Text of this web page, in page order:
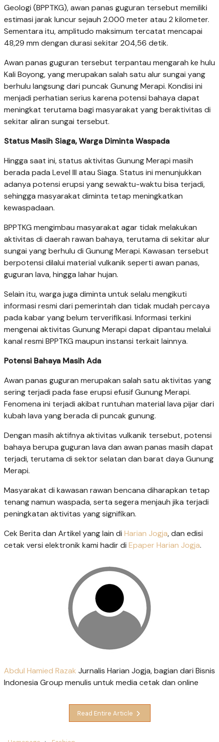
Geologi (BPPTKG), awan panas guguran tersebut memiliki
estimasi jarak luncur sejauh 2.000 meter atau 2 kilometer.
Sementara itu, amplitudo maksimum tercatat mencapai
48,29 mm dengan durasi sekitar 204,56 detik.
Awan panas guguran tersebut terpantau mengarah ke hulu
Kali Boyong, yang merupakan salah satu alur sungai yang
berhulu langsung dari puncak Gunung Merapi. Kondisi ini
menjadi perhatian serius karena potensi bahaya dapat
meningkat terutama bagi masyarakat yang beraktivitas di
sekitar aliran sungai tersebut.
Status Masih Siaga, Warga Diminta Waspada
Hingga saat ini, status aktivitas Gunung Merapi masih
berada pada Level III atau Siaga. Status ini menunjukkan
adanya potensi erupsi yang sewaktu-waktu bisa terjadi,
sehingga masyarakat diminta tetap meningkatkan
kewaspadaan.
BPPTKG mengimbau masyarakat agar tidak melakukan
aktivitas di daerah rawan bahaya, terutama di sekitar alur
sungai yang berhulu di Gunung Merapi. Kawasan tersebut
berpotensi dilalui material vulkanik seperti awan panas,
guguran lava, hingga lahar hujan.
Selain itu, warga juga diminta untuk selalu mengikuti
informasi resmi dari pemerintah dan tidak mudah percaya
pada kabar yang belum terverifikasi. Informasi terkini
mengenai aktivitas Gunung Merapi dapat dipantau melalui
kanal resmi BPPTKG maupun instansi terkait lainnya.
Potensi Bahaya Masih Ada
Awan panas guguran merupakan salah satu aktivitas yang
sering terjadi pada fase erupsi efusif Gunung Merapi.
Fenomena ini terjadi akibat runtuhan material lava pijar dari
kubah lava yang berada di puncak gunung.
Dengan masih aktifnya aktivitas vulkanik tersebut, potensi
bahaya berupa guguran lava dan awan panas masih dapat
terjadi, terutama di sektor selatan dan barat daya Gunung
Merapi.
Masyarakat di kawasan rawan bencana diharapkan tetap
tenang namun waspada, serta segera menjauh jika terjadi
peningkatan aktivitas yang signifikan.
Cek Berita dan Artikel yang lain di Harian Jogja, dan edisi
cetak versi elektronik kami hadir di Epaper Harian Jogja.
Abdul Hamied Razak Jurnalis Harian Jogja, bagian dari Bisnis
Indonesia Group menulis untuk media cetak dan online
Read Entire Article